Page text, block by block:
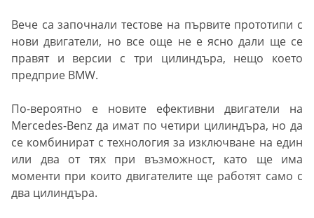
Вече са започнали тестове на първите прототипи с
нови двигатели, но все още не е ясно дали ще се
правят и версии с три цилиндъра, нещо което
предприе BMW.
По-вероятно е новите ефективни двигатели на
Mercedes-Benz да имат по четири цилиндъра, но да
се комбинират с технология за изключване на един
или два от тях при възможност, като ще има
моменти при които двигателите ще работят само с
два цилиндъра.